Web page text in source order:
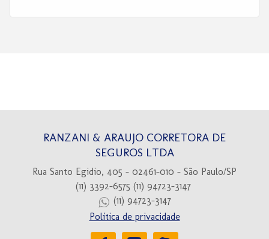
RANZANI & ARAUJO CORRETORA DE
SEGUROS LTDA
Rua Santo Egidio, 405 - 02461-010 - São Paulo/SP
(11) 3392-6575 (11) 94723-3147
(11) 94723-3147
Política de privacidade